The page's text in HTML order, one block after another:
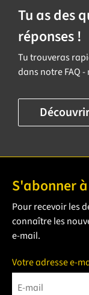
Tu as des
réponses !
Tu trouveras
dans notre FAQ
S'abonner
Pour recevoir les
connaître les
e-mail.
Votre adresse e-